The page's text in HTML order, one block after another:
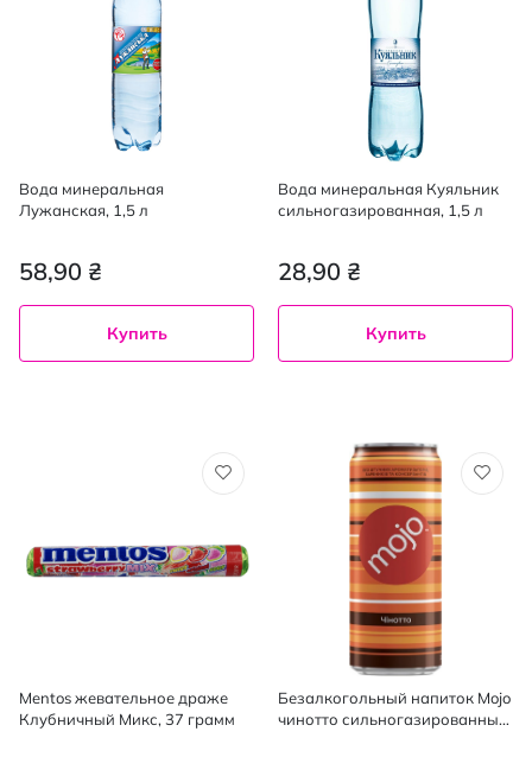
Вода минеральная
Лужанская, 1,5 л
58,90 ₴
Купить
Вода минеральная Куяльник
сильногазированная, 1,5 л
28,90 ₴
Купить
Mentos жевательное драже
Клубничный Микс, 37 грамм
Безалкогольный напиток Mojo
чинотто сильногазированный